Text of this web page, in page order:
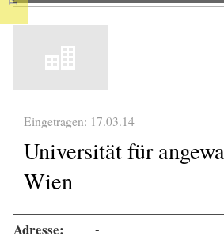
Eingetragen: 17.03.14
Universität für
Wien
Adresse: -